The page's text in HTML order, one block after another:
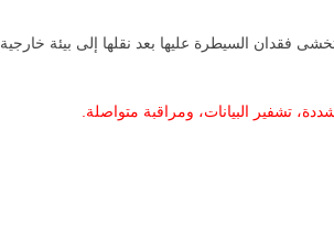
فقدان السيطرة عليها بعد نقلها إلى بيئة خارجية.
تشفير البيانات، ومراقبة متواصلة.